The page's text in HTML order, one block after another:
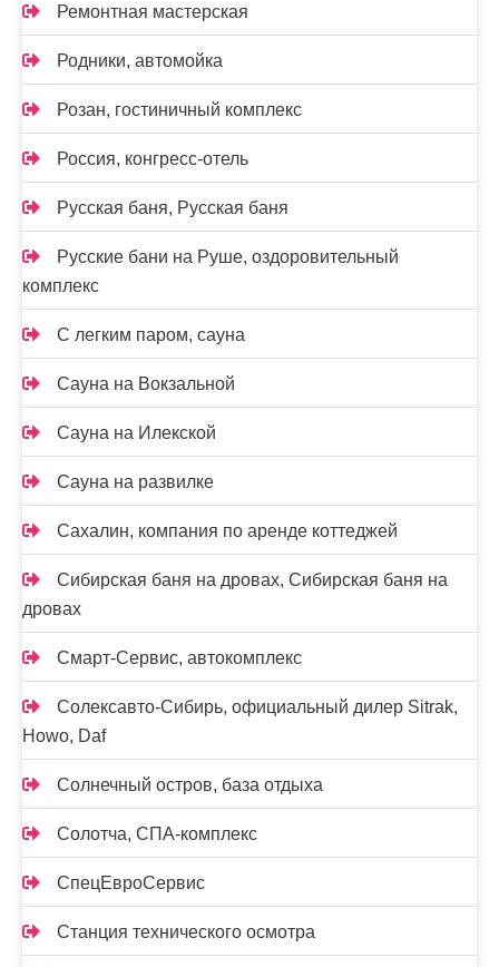
Ремонтная мастерская
Родники, автомойка
Розан, гостиничный комплекс
Россия, конгресс-отель
Русская баня, Русская баня
Русские бани на Руше, оздоровительный
комплекс
С легким паром, сауна
Сауна на Вокзальной
Сауна на Илекской
Сауна на развилке
Сахалин, компания по аренде коттеджей
Сибирская баня на дровах, Сибирская баня на
дровах
Смарт-Сервис, автокомплекс
Солексавто-Сибирь, официальный дилер Sitrak,
Howo, Daf
Солнечный остров, база отдыха
Солотча, СПА-комплекс
СпецЕвроСервис
Станция технического осмотра